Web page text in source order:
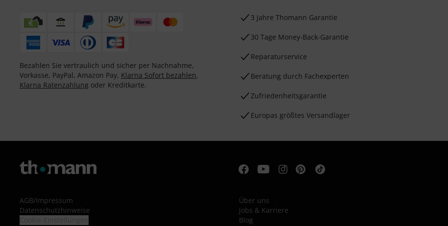
Bezahlen Sie vertraulich und sicher per Nachnahme,
Vorkasse, PayPal, Amazon Pay, Klarna Sofort bezahlen,
Klarna Ratenzahlung oder Kreditkarte.
3 Jahre Thomann Garantie
30 Tage Money-Back-Garantie
Reparaturservice
Beratung durch Fachexperten
Zufriedenheitsgarantie
Europas größtes Versandlager
AGB/Impressum
Datenschutzhinweise
Über uns
Jobs & Karriere
Blog